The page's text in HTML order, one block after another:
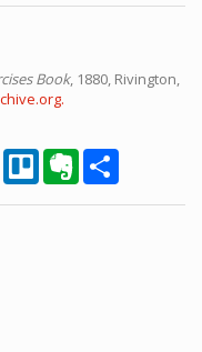
Book, 1880, Rivington,
Skype Trello Evernote